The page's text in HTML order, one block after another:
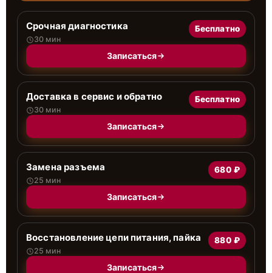
Срочная диагностика
30 мин
Бесплатно
Записаться
Доставка в сервис и обратно
30 мин
Бесплатно
Записаться
Замена разъема
25 мин
680 ₽
Записаться
Восстановление цепи питания, пайка
25 мин
880 ₽
Записаться